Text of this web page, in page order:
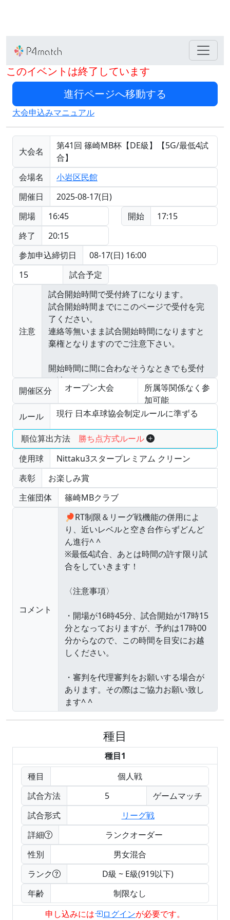
このイベントは終了しています
大会申込みマニュアル
大会名
第41回 篠崎MB杯【DE級】【5G/最低4試
合】
会場名
小岩区民館
開催日
2025-08-17(日)
開場
16:45 開始
17:15
終了
20:15
参加申込締切日
08-17(日) 16:00
15
試合予定
注意
開催区分 オープン大会
所属等関係なく参
加可能
ルール
現行 日本卓球協会制定ルールに準ずる
順位算出方法 勝ち点方式ルール
使用球
Nittaku3スタープレミアム クリーン
表彰
お楽しみ賞
主催団体
篠崎MBクラブ
コメント
種目
種目1
種目
個人戦
試合方法
5
ゲームマッチ
試合形式
リーグ戦
詳細
ランクオーダー
性別
男女混合
ランク
D級 ~ E級(919以下)
年齢
制限なし
申し込みには
ログインが必要です。